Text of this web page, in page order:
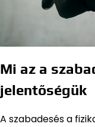
Mi az a
jelentőségük
A szabadesés a